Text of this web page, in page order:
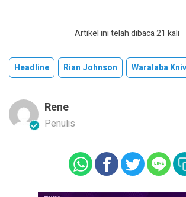
Artikel ini telah dibaca 21 kali
Headline Rian Johnson Waralaba
Rene
Penulis